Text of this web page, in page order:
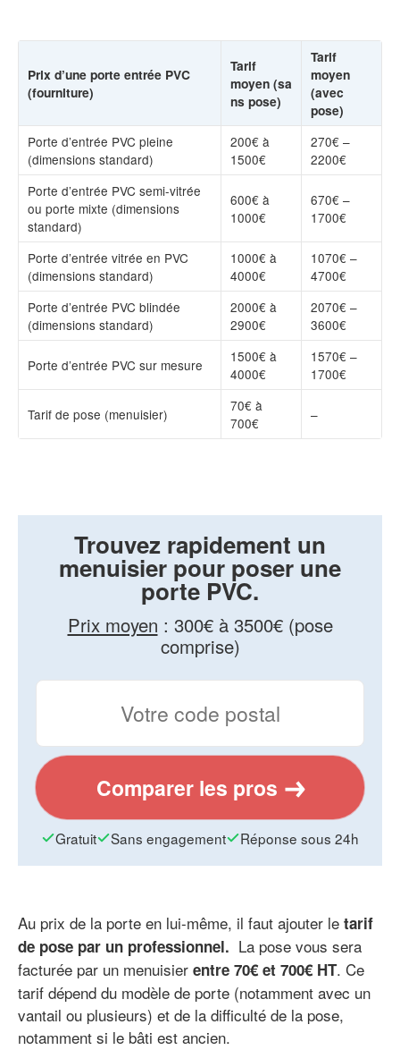
Prix d’une porte entrée PVC
(fourniture)
Tarif
moyen (sa
ns pose)
Tarif
moyen
(avec
pose)
Porte d’entrée PVC pleine
(dimensions standard)
200€ à
1500€
270€ –
2200€
Porte d’entrée PVC semi-vitrée
ou porte mixte (dimensions
standard)
600€ à
1000€
670€ –
1700€
Porte d’entrée vitrée en PVC
(dimensions standard)
1000€ à
4000€
1070€ –
4700€
Porte d’entrée PVC blindée
(dimensions standard)
2000€ à
2900€
2070€ –
3600€
Porte d’entrée PVC sur mesure
1500€ à
4000€
1570€ –
1700€
Tarif de pose (menuisier)
70€ à
700€
–
Trouvez rapidement un
menuisier pour poser une
porte PVC.
Prix moyen : 300€ à 3500€ (pose
comprise)
Comparer les pros
Gratuit Sans engagement Réponse sous 24h
Au prix de la porte en lui-même, il faut ajouter le tarif
de pose par un professionnel. La pose vous sera
facturée par un menuisier entre 70€ et 700€ HT. Ce
tarif dépend du modèle de porte (notamment avec un
vantail ou plusieurs) et de la difficulté de la pose,
notamment si le bâti est ancien.